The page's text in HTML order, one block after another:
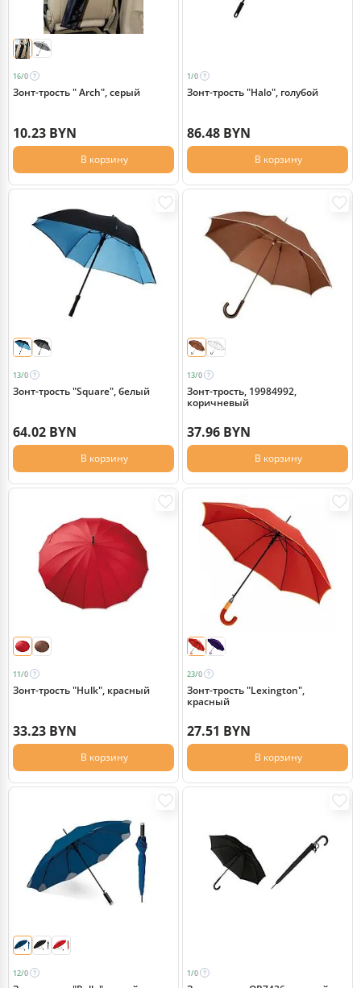
16/0
Зонт-трость " Arch", серый
10.23 BYN
В корзину
1/0
Зонт-трость "Halo", голубой
86.48 BYN
В корзину
13/0
Зонт-трость "Square", белый
64.02 BYN
В корзину
13/0
Зонт-трость, 19984992,
коричневый
37.96 BYN
В корзину
11/0
Зонт-трость "Hulk", красный
33.23 BYN
В корзину
23/0
Зонт-трость "Lexington",
красный
27.51 BYN
В корзину
12/0 1/0